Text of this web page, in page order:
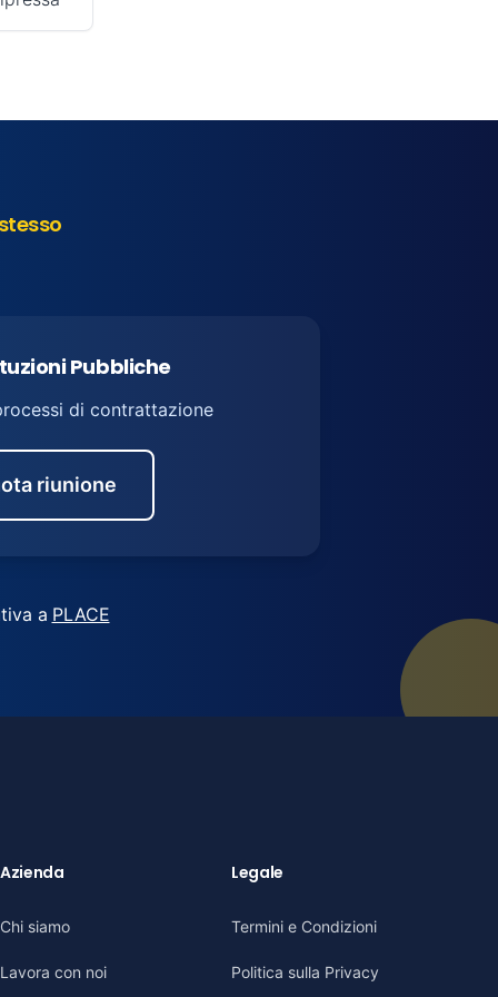
Pubbliche
di contrattazione
riunione
a PLACE
Azienda
Chi siamo
Lavora con noi
Legale
Termini e Condizioni
Politica sulla Privacy